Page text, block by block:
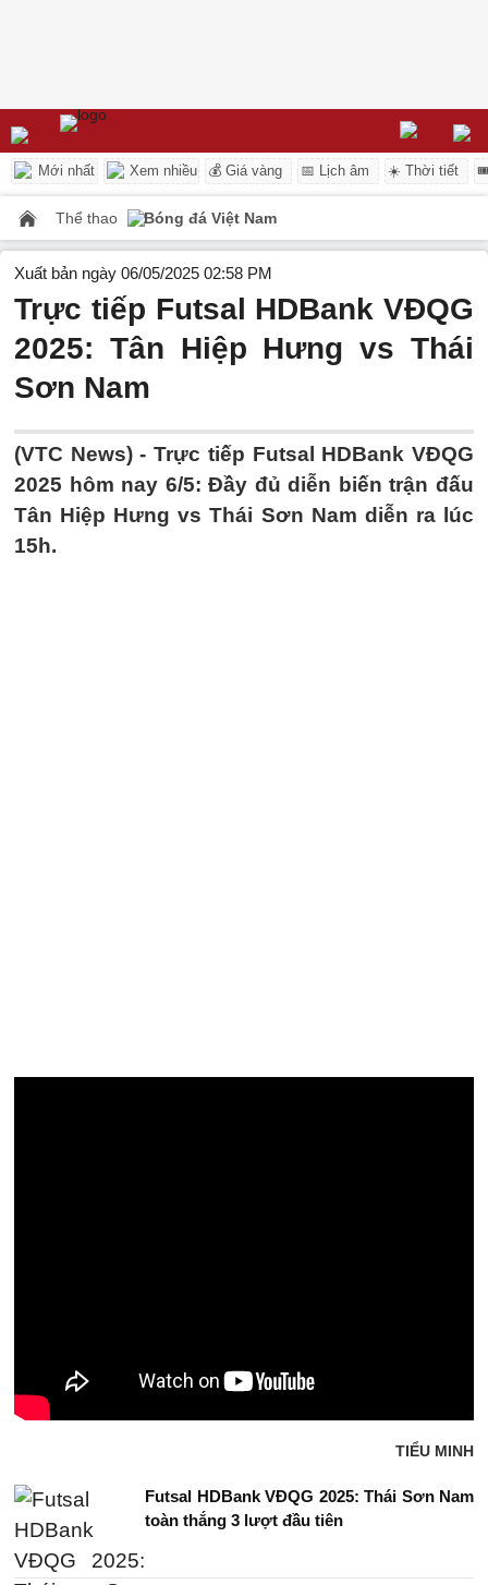
Mới nhất Xem nhiều 💰 Giá vàng 📅 Lịch âm ☀️ Thời tiết
Thể thao Bóng đá Việt Nam
Xuất bản ngày 06/05/2025 02:58 PM
Trực tiếp Futsal HDBank VĐQG
2025: Tân Hiệp Hưng vs Thái
Sơn Nam
(VTC News) -Trực tiếp Futsal HDBank VĐQG
2025 hôm nay 6/5: Đầy đủ diễn biến trận đấu
Tân Hiệp Hưng vs Thái Sơn Nam diễn ra lúc
15h.
TIỂU MINH
Futsal HDBank VĐQG 2025: Thái Sơn Nam
toàn thắng 3 lượt đầu tiên